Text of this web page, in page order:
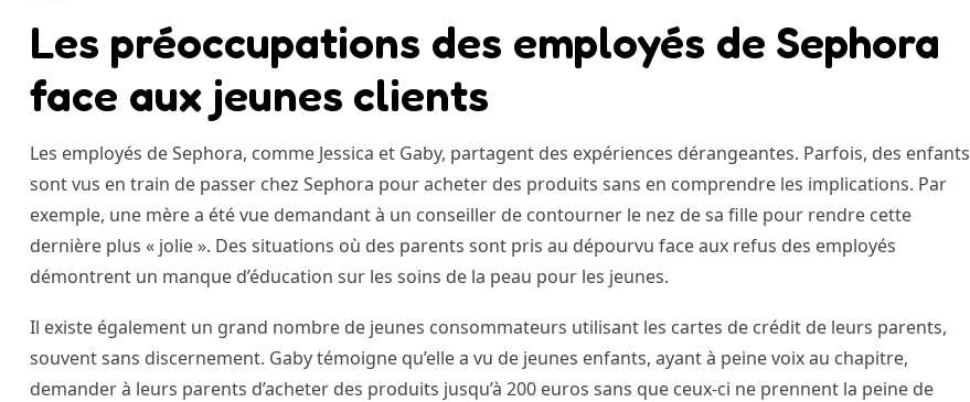
Les préoccupations des employés de Sephora
face aux jeunes clients
Les employés de Sephora, comme Jessica et Gaby, partagent des expériences dérangeantes. Parfois, des enfants
sont vus en train de passer chez Sephora pour acheter des produits sans en comprendre les implications. Par
exemple, une mère a été vue demandant à un conseiller de contourner le nez de sa fille pour rendre cette
dernière plus « jolie ». Des situations où des parents sont pris au dépourvu face aux refus des employés
démontrent un manque d’éducation sur les soins de la peau pour les jeunes.
Il existe également un grand nombre de jeunes consommateurs utilisant les cartes de crédit de leurs parents,
souvent sans discernement. Gaby témoigne qu’elle a vu de jeunes enfants, ayant à peine voix au chapitre,
demander à leurs parents d’acheter des produits jusqu’à 200 euros sans que ceux-ci ne prennent la peine de